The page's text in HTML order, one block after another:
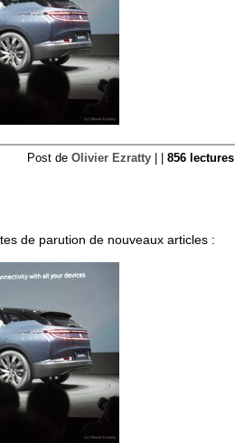
Post de Olivier Ezratty 856 lectures
de parution de nouveaux articles :